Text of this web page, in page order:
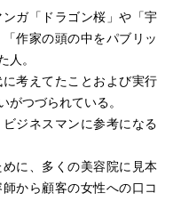
「長期的」というメガネ
期的」のメガネをかけて
しまう。
ったもの。もしも、その
を納得させて変えていく
ルが作られているとき。
るのか、本気で考えなけ
「ルールを作る楽しみ」
ガ「ドラゴン桜」や「宇
作家の頭の中をパブリッ
人。
考えてたことおよび実行
がつづられている。
ジネスマンに参考になる
めに、多くの美容院に見本
から顧客の女性への口コ